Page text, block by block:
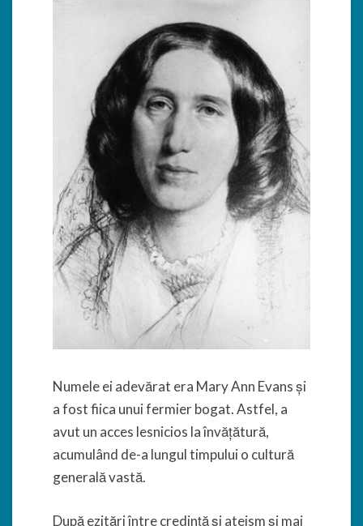
Numele ei adevărat era Mary Ann Evans și
a fost fiica unui fermier bogat. Astfel, a
avut un acces lesnicios la învățătură,
acumulând de-a lungul timpului o cultură
generală vastă.
După ezitări între credință și ateism și mai